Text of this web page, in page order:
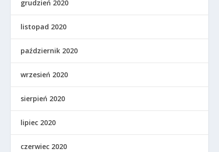
grudzień 2020
listopad 2020
październik 2020
wrzesień 2020
sierpień 2020
lipiec 2020
czerwiec 2020